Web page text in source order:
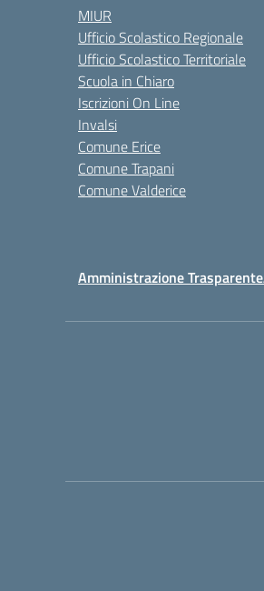
MIUR
Ufficio Scolastico Regionale
Ufficio Scolastico Territoriale
Scuola in Chiaro
Iscrizioni On Line
Invalsi
Comune Erice
Comune Trapani
Comune Valderice
Amministrazione Trasparente